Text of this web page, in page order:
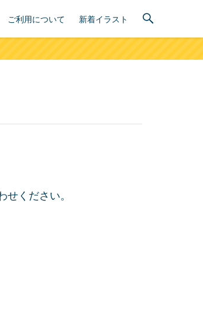
ご利用について 新着イラスト
ください。